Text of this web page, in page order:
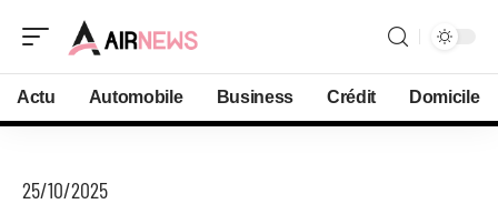
Actu Automobile Business Crédit Domicile
25/10/2025